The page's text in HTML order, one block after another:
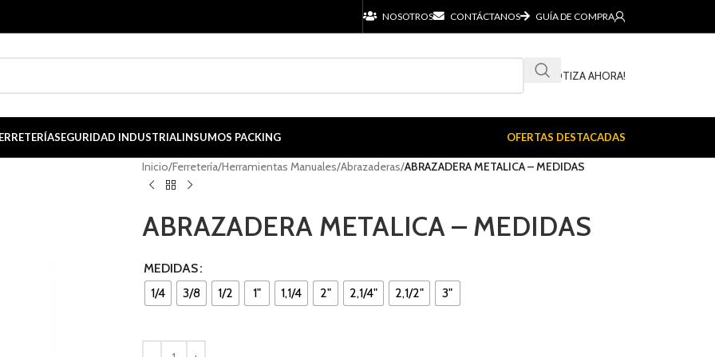
NOSOTROS CONTÁCTANOS GUÍA DE COMPRA
¡COTIZA AHORA!
SEGURIDAD INDUSTRIALINSUMOS PACKING OFERTAS DESTACADAS
Inicio/Ferretería/Herramientas Manuales/Abrazaderas/ABRAZADERA METALICA – MEDIDAS
ABRAZADERA METALICA – MEDIDAS
MEDIDAS
1/4
3/8 1/2 1" 1,1/4 2" 2,1/4" 2,1/2" 3"